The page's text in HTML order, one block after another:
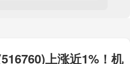
上涨近1%！机